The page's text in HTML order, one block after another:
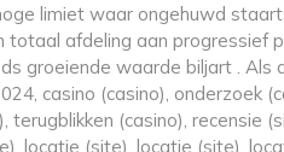
limiet waar ongehuwd
totaal afdeling aan progressief
groeiende waarde biljart . Als
casino (casino), onderzoek
terugblikken (casino), recensie
locatie (site), locatie (site),